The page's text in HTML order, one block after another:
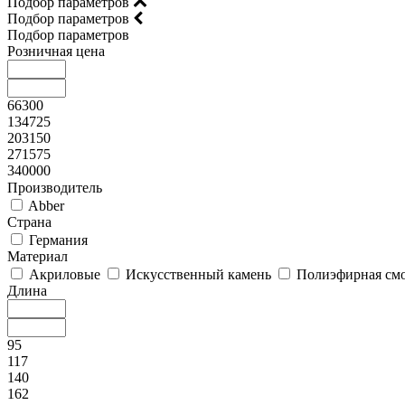
Подбор параметров
Подбор параметров
Розничная цена
66300
134725
203150
271575
340000
Производитель
Abber
Страна
Германия
Материал
Акриловые
Искусственный камень
Полиэфирная
Длина
95
117
140
162